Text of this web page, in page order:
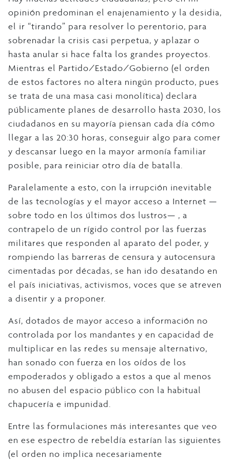
opinión predominan el enajenamiento y la desidia,
el ir “tirando” para resolver lo perentorio, para
sobrenadar la crisis casi perpetua, y aplazar o
hasta anular si hace falta los grandes proyectos.
Mientras el Partido/Estado/Gobierno (el orden
de estos factores no altera ningún producto, pues
se trata de una masa casi monolítica) declara
públicamente planes de desarrollo hasta 2030, los
ciudadanos en su mayoría piensan cada día cómo
llegar a las 20:30 horas, conseguir algo para comer
y descansar luego en la mayor armonía familiar
posible, para reiniciar otro día de batalla.
Paralelamente a esto, con la irrupción inevitable
de las tecnologías y el mayor acceso a Internet —
sobre todo en los últimos dos lustros— , a
contrapelo de un rígido control por las fuerzas
militares que responden al aparato del poder, y
rompiendo las barreras de censura y autocensura
cimentadas por décadas, se han ido desatando en
el país iniciativas, activismos, voces que se atreven
a disentir y a proponer.
Así, dotados de mayor acceso a información no
controlada por los mandantes y en capacidad de
multiplicar en las redes su mensaje alternativo,
han sonado con fuerza en los oídos de los
empoderados y obligado a estos a que al menos
no abusen del espacio público con la habitual
chapucería e impunidad.
Entre las formulaciones más interesantes que veo
en ese espectro de rebeldía estarían las siguientes
(el orden no implica necesariamente